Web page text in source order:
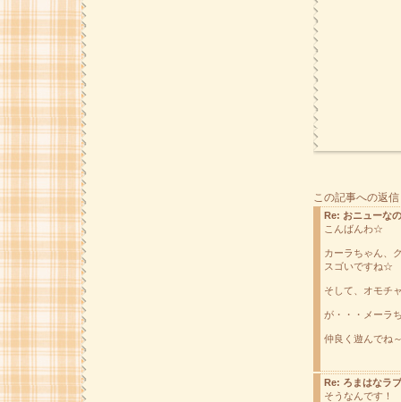
この記事への返信
Re: おニューな
こんばんわ☆
カーラちゃん、
スゴいですね☆
そして、オモチ
が・・・メーラ
仲良く遊んでね
Re: ろまはなラ
そうなんです！